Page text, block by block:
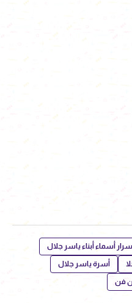
أسماء أبناء ياسر جلال
أسرة ياسر جلال
فن